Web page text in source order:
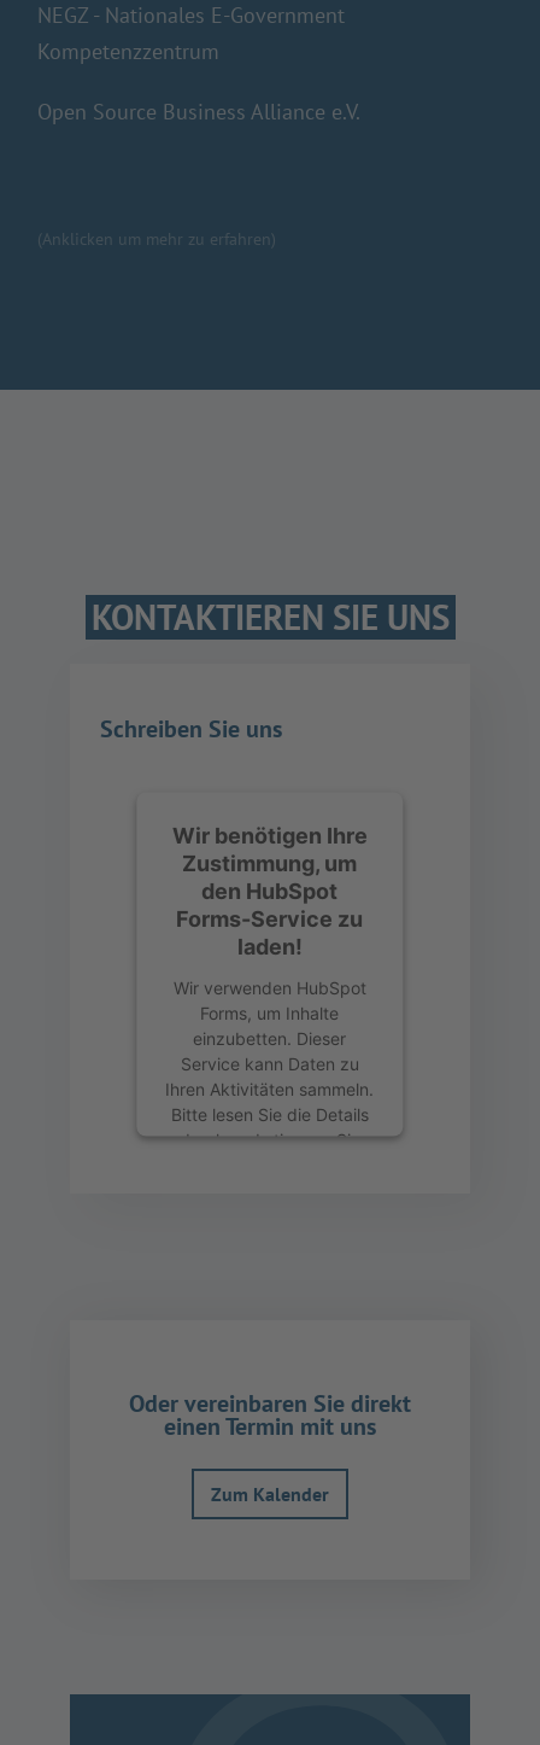
NEGZ - Nationales E-Government
Kompetenzzentrum
Open Source Business Alliance e.V.
(Anklicken um mehr zu erfahren)
KONTAKTIEREN SIE UNS
Schreiben Sie uns
Wir benötigen Ihre
Zustimmung, um
den HubSpot
Forms-Service zu
laden!
Wir verwenden HubSpot
Forms, um Inhalte
einzubetten. Dieser
Service kann Daten zu
Ihren Aktivitäten sammeln.
Bitte lesen Sie die Details
durch und stimmen Sie
Consent Management
Platform
Oder vereinbaren Sie direkt
einen Termin mit uns
Zum Kalender